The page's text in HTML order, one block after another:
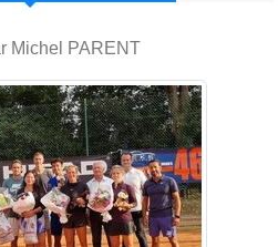
Michel PARENT